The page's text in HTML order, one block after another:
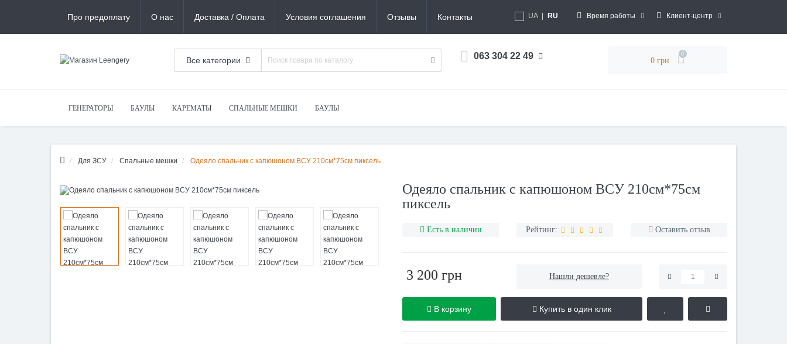
Про предоплату О нас Доставка / Оплата Условия соглашения Отзывы Контакты UA RU Время работы Клиент-центр
Все категории 063 304 22 49 0 грн
0
ГЕНЕРАТОРЫ БАУЛЫ КАРЕМАТЫ СПАЛЬНЫЕ МЕШКИ БАУЛЫ
Для ЗСУ Спальные мешки Одеяло спальник с капюшоном ВСУ 210см*75см пиксель
Одеяло спальник с капюшоном ВСУ 210см*75см
пиксель
Есть в наличии Рейтинг: Оставить отзыв
3 200 грн Нашли дешевле?
В корзину Купить в один клик